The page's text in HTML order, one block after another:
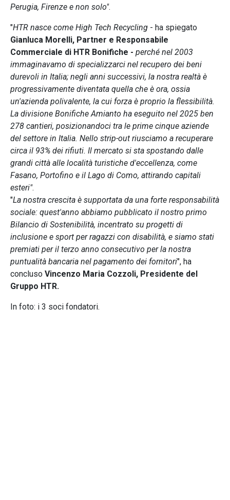
Perugia, Firenze e non solo".
"HTR nasce come High Tech Recycling - ha spiegato
Gianluca Morelli, Partner e Responsabile
Commerciale di HTR Bonifiche - perché nel 2003
immaginavamo di specializzarci nel recupero dei beni
durevoli in Italia; negli anni successivi, la nostra realtà è
progressivamente diventata quella che è ora, ossia
un'azienda polivalente, la cui forza è proprio la flessibilità.
La divisione Bonifiche Amianto ha eseguito nel 2025 ben
278 cantieri, posizionandoci tra le prime cinque aziende
del settore in Italia. Nello strip-out riusciamo a recuperare
circa il 93% dei rifiuti. Il mercato si sta spostando dalle
grandi città alle località turistiche d'eccellenza, come
Fasano, Portofino e il Lago di Como, attirando capitali
esteri".
"La nostra crescita è supportata da una forte responsabilità
sociale: quest'anno abbiamo pubblicato il nostro primo
Bilancio di Sostenibilità, incentrato su progetti di
inclusione e sport per ragazzi con disabilità, e siamo stati
premiati per il terzo anno consecutivo per la nostra
puntualità bancaria nel pagamento dei fornitori", ha
concluso Vincenzo Maria Cozzoli, Presidente del
Gruppo HTR.
In foto: i 3 soci fondatori.